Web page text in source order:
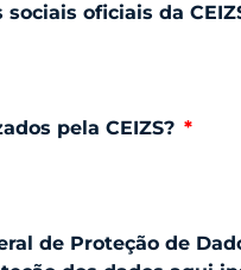
oficiais da
pela CEIZS?
de Proteção de